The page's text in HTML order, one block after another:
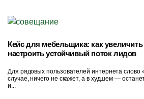
Кейс для мебельщика: как
настроить устойчивый поток лидов
Для рядовых пользователей интернета слово
случае, ничего не скажет, а в худшем —
и...